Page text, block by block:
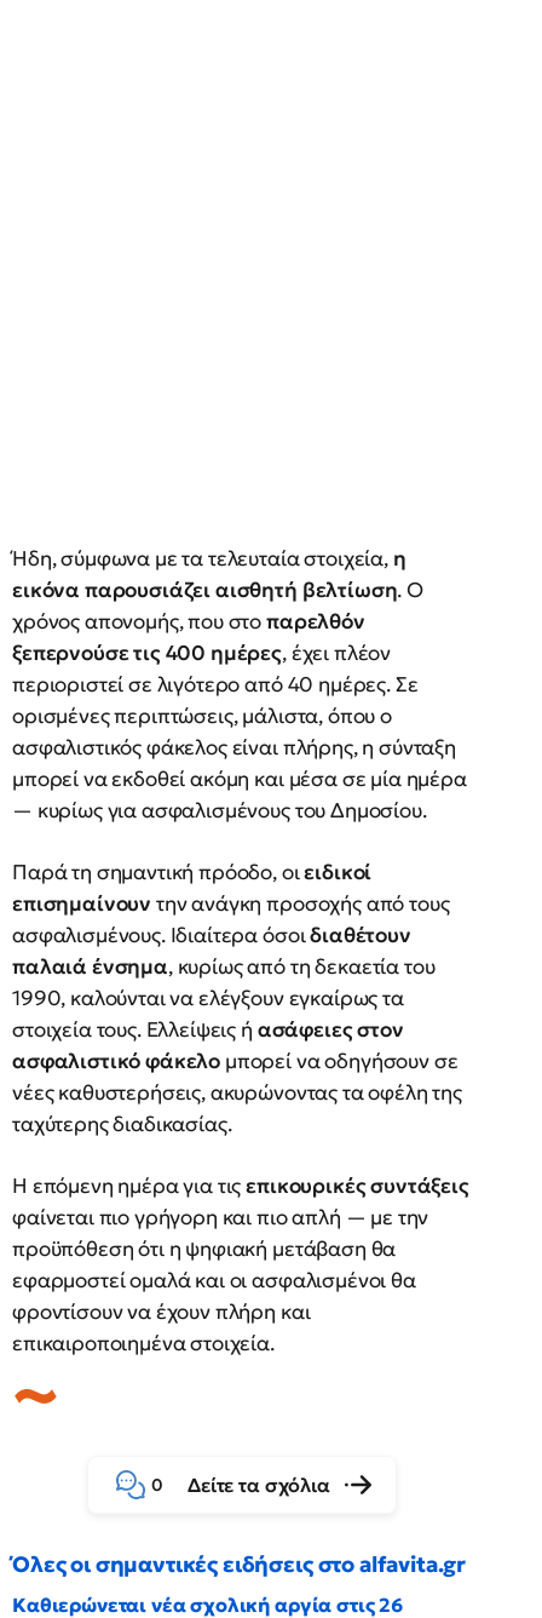
Ήδη, σύμφωνα με τα τελευταία στοιχεία, η
εικόνα παρουσιάζει αισθητή βελτίωση. Ο
χρόνος απονομής, που στοπαρελθόν
ξεπερνούσε τις 400 ημέρες, έχει πλέον
περιοριστεί σε λιγότερο από 40 ημέρες. Σε
ορισμένες περιπτώσεις, μάλιστα, όπου ο
ασφαλιστικός φάκελος είναι πλήρης, η σύνταξη
μπορεί να εκδοθεί ακόμη και μέσα σε μία ημέρα
— κυρίως για ασφαλισμένους του Δημοσίου.
Παρά τη σημαντική πρόοδο, οιειδικοί
επισημαίνουν την ανάγκη προσοχής από τους
ασφαλισμένους. Ιδιαίτερα όσοιδιαθέτουν
παλαιά ένσημα, κυρίως από τη δεκαετία του
1990, καλούνται να ελέγξουν εγκαίρως τα
στοιχεία τους. Ελλείψεις ή ασάφειες στον
ασφαλιστικό φάκελο μπορεί να οδηγήσουν σε
νέες καθυστερήσεις, ακυρώνοντας τα οφέλη της
ταχύτερης διαδικασίας.
Η επόμενη ημέρα για τιςεπικουρικές συντάξεις
φαίνεται πιο γρήγορη και πιο απλή — με την
προϋπόθεση ότι η ψηφιακή μετάβαση θα
εφαρμοστεί ομαλά και οι ασφαλισμένοι θα
φροντίσουν να έχουν πλήρη και
επικαιροποιημένα στοιχεία.
0 Δείτε τα σχόλια
Όλες οι σημαντικές ειδήσεις στο alfavita.gr
Καθιερώνεται νέα σχολική αργία στις 26